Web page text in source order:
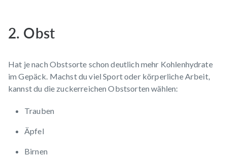
2. Obst
Hat je nach Obstsorte schon deutlich mehr Kohlenhydrate
im Gepäck. Machst du viel Sport oder körperliche Arbeit,
kannst du die zuckerreichen Obstsorten wählen:
Trauben
Äpfel
Birnen